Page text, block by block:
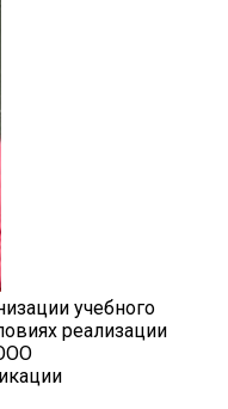
учебного
реализации